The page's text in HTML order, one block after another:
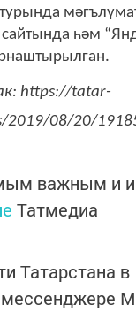
һәм
https://tatar-
2019/08/20/
важным и
Татмедиа
Татарстана в